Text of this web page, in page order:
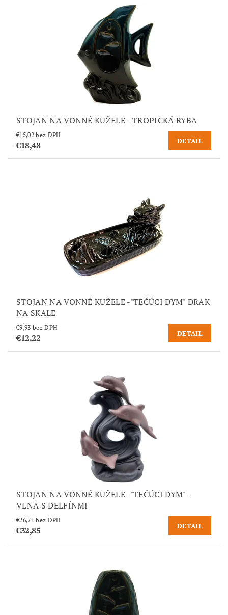
STOJAN NA VONNÉ KUŽELE - TROPICKÁ RYBA
€15,02 bez DPH
€18,48 DETAIL
STOJAN NA VONNÉ KUŽELE -"TEČÚCI DYM" DRAK
NA SKALE
€9,93 bez DPH
€12,22 DETAIL
STOJAN NA VONNÉ KUŽELE- "TEČÚCI DYM" -
VLNA S DELFÍNMI
€26,71 bez DPH
€32,85 DETAIL